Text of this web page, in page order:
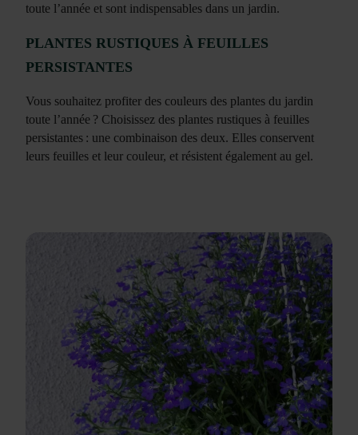
toute l’année et sont indispensables dans un jardin.
PLANTES RUSTIQUES À FEUILLES
PERSISTANTES
Vous souhaitez profiter des couleurs des plantes du jardin
toute l’année ? Choisissez des plantes rustiques à feuilles
persistantes : une combinaison des deux. Elles conservent
leurs feuilles et leur couleur, et résistent également au gel.